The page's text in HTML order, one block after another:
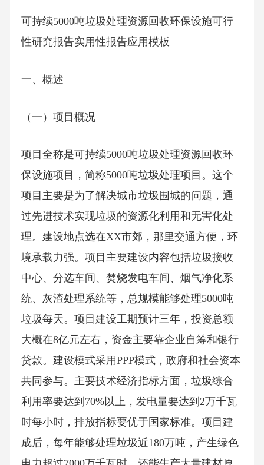
可持续5000吨垃圾处理资源回收环保设施可行
性研究报告实用性报告应用模板
一、概述
（一）项目概况
项目全称是可持续5000吨垃圾处理资源回收环
保设施项目，简称5000吨垃圾处理项目。这个
项目主要是为了解决城市垃圾围城的问题，通
过先进技术实现垃圾的资源化利用和无害化处
理。建设地点选在XX市郊，那里交通方便，环
境承载力强。项目主要建设内容包括垃圾接收
中心、分选车间、焚烧发电车间、烟气净化系
统、灰渣处理系统等，总规模能够处理5000吨
垃圾每天。项目建设工期预计三年，投资总额
大概在8亿元左右，资金主要靠企业自筹和银行
贷款。建设模式采用PPP模式，政府和社会资本
共同参与。主要技术经济指标方面，垃圾综合
利用率要达到70%以上，发电量要达到2万千瓦
时每小时，排放指标要优于国家标准。项目建
成后，每年能够处理垃圾近180万吨，产生绿色